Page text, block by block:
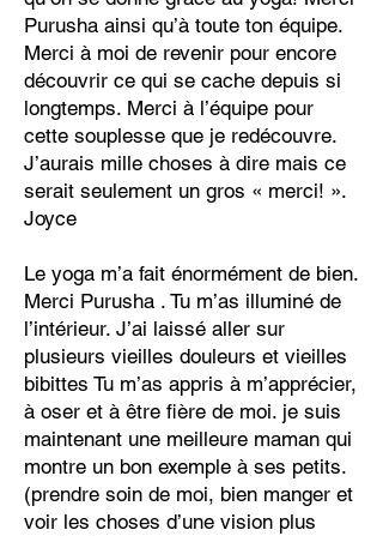
Purusha ainsi qu’à toute ton équipe.
Merci à moi de revenir pour encore
découvrir ce qui se cache depuis si
longtemps. Merci à l’équipe pour
cette souplesse que je redécouvre.
J’aurais mille choses à dire mais ce
serait seulement un gros « merci! ».
Joyce
Le yoga m’a fait énormément de bien.
Merci Purusha . Tu m’as illuminé de
l’intérieur. J’ai laissé aller sur
plusieurs vieilles douleurs et vieilles
bibittes Tu m’as appris à m’apprécier,
à oser et à être fière de moi. je suis
maintenant une meilleure maman qui
montre un bon exemple à ses petits.
(prendre soin de moi, bien manger et
voir les choses d’une vision plus